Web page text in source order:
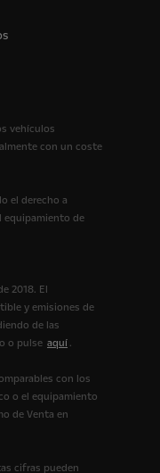
vehículos
con un coste
el derecho a
equipamiento de
2018. El
y emisiones de
de las
o pulse aquí .
con los
o el equipamiento
de Venta en
cifras pueden